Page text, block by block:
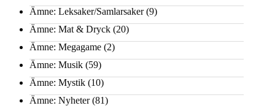
Ämne: Leksaker/Samlarsaker(9)
Ämne: Mat & Dryck (20)
Ämne: Megagame (2)
Ämne: Musik (59)
Ämne: Mystik (10)
Ämne: Nyheter(81)